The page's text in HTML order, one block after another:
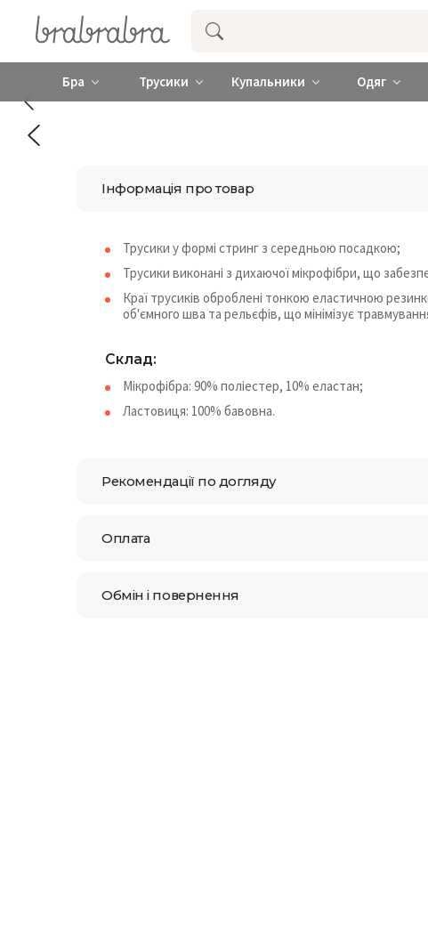
Купити нижню жіночу білизну ❤️
Бра Трусики Купальники Одяг
Інформація про товар
Трусики у формі стринг з середньою посадкою;
Трусики виконані з дихаючої мікрофібри, що
Краї трусиків оброблені тонкою еластичною
об'ємного шва та рельєфів, що мінімізує
Склад:
Мікрофібра: 90% поліестер, 10% еластан;
Ластовиця: 100% бавовна.
Рекомендації по догляду
Оплата
Обмін і повернення